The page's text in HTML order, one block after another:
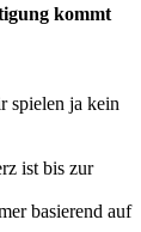
kommt
spielen ja kein
ist bis zur
basierend auf